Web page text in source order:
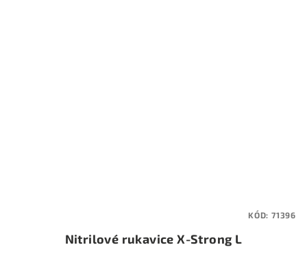
Nitrilové rukavice X-Strong L
KÓD: 71396